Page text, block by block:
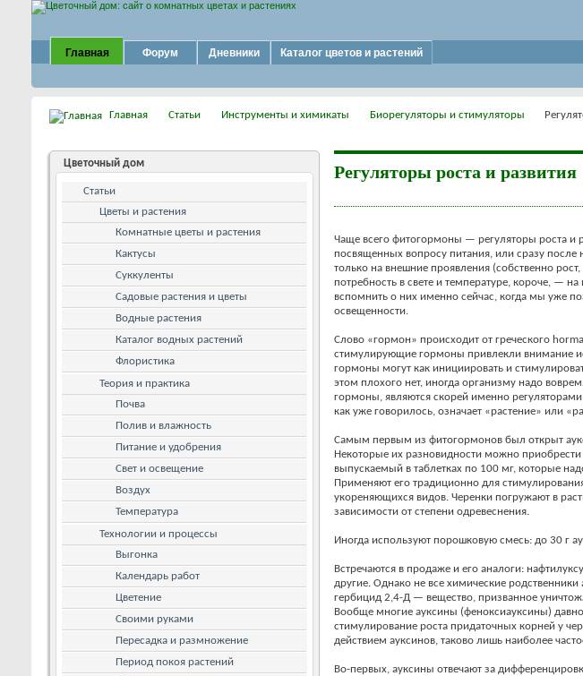
Главная Форум Дневники Каталог цветов и растений
Главная Статьи Инструменты и химикаты Биорегуляторы и стимуляторы
Регуляторы роста и развития
Чаще всего фитогормоны — регуляторы роста и
посвященных вопросу питания, или сразу после
только на внешние проявления (собственно рост,
потребность в свете и температуре, короче, —
вспомнить о них именно сейчас, когда мы уже
освещенности.
Слово «гормон» происходит от греческого
стимулирующие гормоны привлекли внимание
гормоны могут как инициировать и
этом плохого нет, иногда организму надо
гормоны, являются скорей именно
как уже говорилось, означает «растение» или
Самым первым из фитогормонов был открыт
Некоторые их разновидности можно приобрести
выпускаемый в таблетках по 100 мг, которые
Применяют его традиционно для
укореняющихся видов. Черенки погружают в
зависимости от степени одревеснения.
Иногда используют порошковую смесь: до 30 г
Встречаются в продаже и его аналоги:
другие. Однако не все химические
гербицид 2,4-Д — вещество, призванное
Вообще многие ауксины (феноксиауксины)
стимулирование роста придаточных корней у
действием ауксинов, таково лишь наиболее
Во-первых, ауксины отвечают за
Цветочный дом
Статьи
Цветы и растения
Комнатные цветы и растения
Кактусы
Суккуленты
Садовые растения и цветы
Водные растения
Каталог водных растений
Флористика
Теория и практика
Почва
Полив и влажность
Питание и удобрения
Свет и освещение
Воздух
Температура
Технологии и процессы
Выгонка
Календарь работ
Цветение
Своими руками
Пересадка и размножение
Период покоя растений